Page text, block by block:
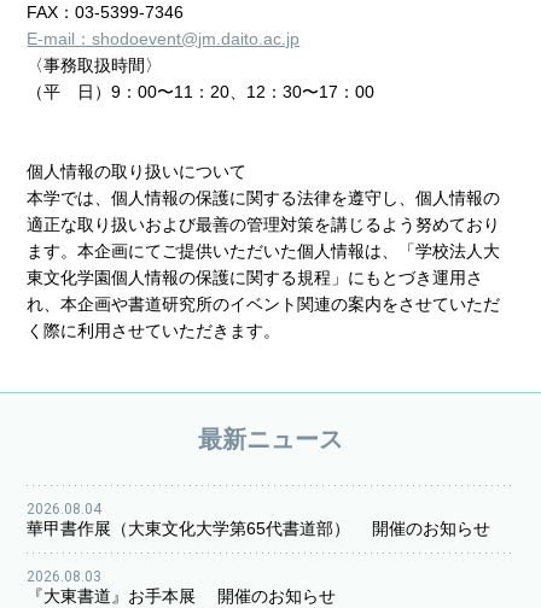
FAX：03-5399-7346
E-mail：shodoevent@jm.daito.ac.jp
〈事務取扱時間〉
（平 日）9：00〜11：20、12：30〜17：00
個人情報の取り扱いについて
本学では、個人情報の保護に関する法律を遵守し、個人情報の
適正な取り扱いおよび最善の管理対策を講じるよう努めており
ます。本企画にてご提供いただいた個人情報は、「学校法人大
東文化学園個人情報の保護に関する規程」にもとづき運用さ
れ、本企画や書道研究所のイベント関連の案内をさせていただ
く際に利用させていただきます。
最新ニュース
2026.08.04
華甲書作展（大東文化大学第65代書道部） 開催のお知らせ
2026.08.03
『大東書道』お手本展 開催のお知らせ